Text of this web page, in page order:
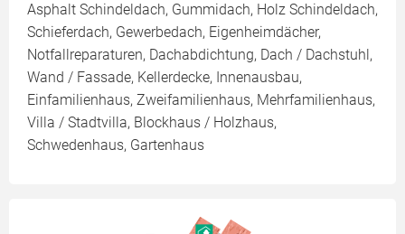
Asphalt Schindeldach, Gummidach, Holz Schindeldach,
Schieferdach, Gewerbedach, Eigenheimdächer,
Notfallreparaturen, Dachabdichtung, Dach / Dachstuhl,
Wand / Fassade, Kellerdecke, Innenausbau,
Einfamilienhaus, Zweifamilienhaus, Mehrfamilienhaus,
Villa / Stadtvilla, Blockhaus / Holzhaus,
Schwedenhaus, Gartenhaus